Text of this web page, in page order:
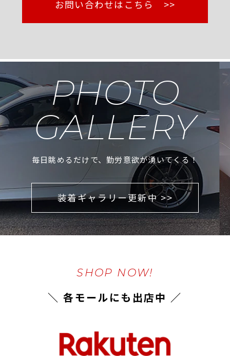
お問い合わせはこちら >>
PHOTO
GALLERY
毎日眺めるだけで、勤労意欲が湧いてくる！
装着ギャラリー更新中 >>
SHOP NOW!
＼ 各モールにも出店中 ／